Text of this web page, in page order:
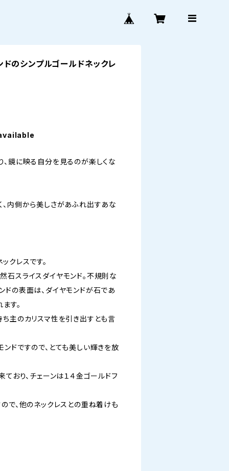
のシンプルゴールドネックレ
鏡に映る自分を見るのが楽しくな
、内側から美しさがあふれ出すあな
クレスです。
石スライスダイヤモンド。不規則な
の表面は、ダイヤモンドが石であ
す。
主のカリスマ性を引き出すとも言
ドですので、とても美しい輝きを放
おり、チェーンは１４金ゴールドフ
で、他のネックレスとの重ね着けも